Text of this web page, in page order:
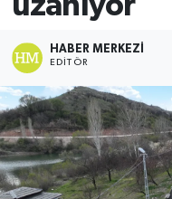
HABER MERKEZI
EDITÖR
Haber Arşivi